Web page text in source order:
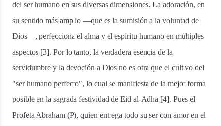
del ser humano en sus diversas dimensiones. La adoración, en
su sentido más amplio —que es la sumisión a la voluntad de
Dios—, perfecciona el alma y el espíritu humano en múltiples
aspectos [3]. Por lo tanto, la verdadera esencia de la
servidumbre y la devoción a Dios no es otra que el cultivo del
"ser humano perfecto", lo cual se manifiesta de la mejor forma
posible en la sagrada festividad de Eid al-Adha [4]. Pues el
Profeta Abraham (P), quien entrega todo su ser con amor en el